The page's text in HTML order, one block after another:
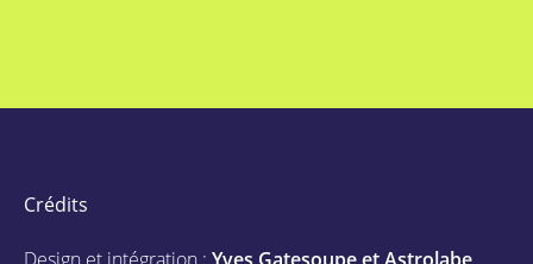
Crédits